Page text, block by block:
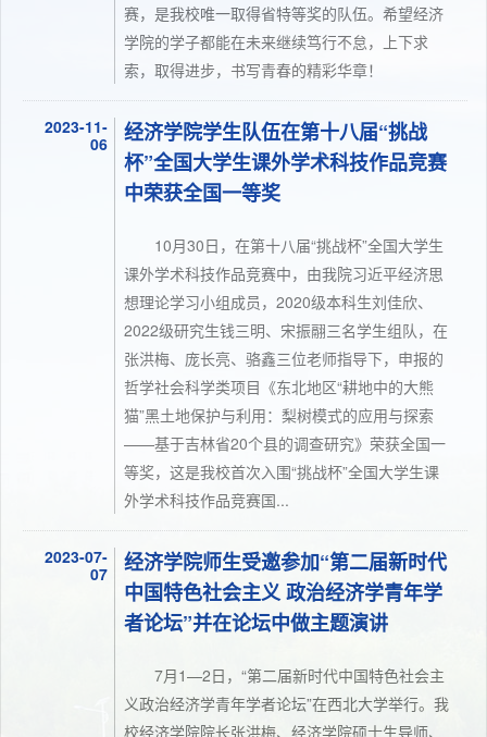
赛，是我校唯一取得省特等奖的队伍。希望经济
学院的学子都能在未来继续笃行不怠，上下求
索，取得进步，书写青春的精彩华章！
2023-11-
06
经济学院学生队伍在第十八届“挑战
杯”全国大学生课外学术科技作品竞赛
中荣获全国一等奖
10月30日，在第十八届“挑战杯”全国大学生
课外学术科技作品竞赛中，由我院习近平经济思
想理论学习小组成员，2020级本科生刘佳欣、
2022级研究生钱三明、宋振翮三名学生组队，在
张洪梅、庞长亮、骆鑫三位老师指导下，申报的
哲学社会科学类项目《东北地区“耕地中的大熊
猫”黑土地保护与利用：梨树模式的应用与探索
——基于吉林省20个县的调查研究》荣获全国一
等奖，这是我校首次入围“挑战杯”全国大学生课
外学术科技作品竞赛国...
2023-07-
07
经济学院师生受邀参加“第二届新时代
中国特色社会主义 政治经济学青年学
者论坛”并在论坛中做主题演讲
7月1—2日，“第二届新时代中国特色社会主
义政治经济学青年学者论坛”在西北大学举行。我
校经济学院院长张洪梅、经济学院硕士生导师、